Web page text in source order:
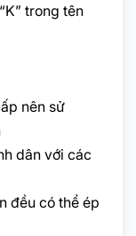
trong tên
nên sử
dân với các
đều có thể ép